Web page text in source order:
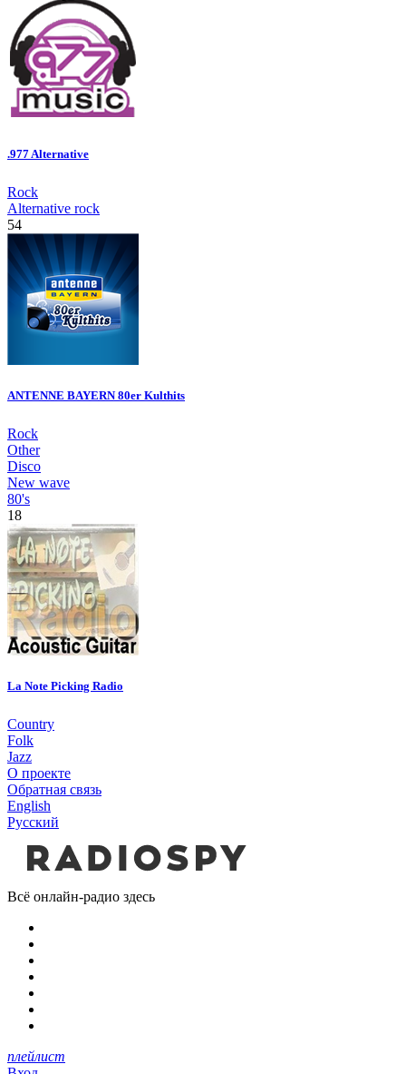
.977 Alternative
Rock
Alternative rock
54
ANTENNE BAYERN 80er Kulthits
Rock
Other
Disco
New wave
80's
18
La Note Picking Radio
Country
Folk
Jazz
О проекте
Обратная связь
English
Русский
Всё онлайн-радио здесь
плейлист